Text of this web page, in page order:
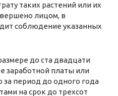
таких растений или их
лицом, в
соблюдение указанных
до ста двадцати
заработной платы или
за период до одного года
на срок до трехсот